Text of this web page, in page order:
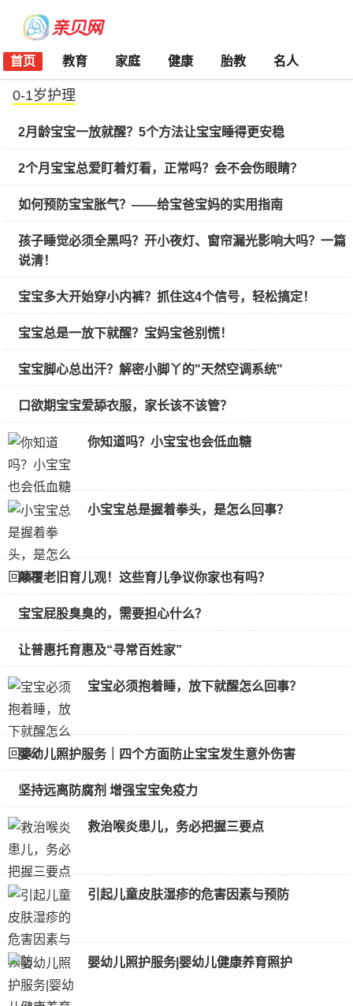
首页 教育 家庭 健康 胎教 名人
0-1岁护理
2月龄宝宝一放就醒？5个方法让宝宝睡得更安稳
2个月宝宝总爱盯着灯看，正常吗？会不会伤眼睛？
如何预防宝宝胀气？——给宝爸宝妈的实用指南
孩子睡觉必须全黑吗？开小夜灯、窗帘漏光影响大吗？一篇
说清！
宝宝多大开始穿小内裤？抓住这4个信号，轻松搞定！
宝宝总是一放下就醒？宝妈宝爸别慌！
宝宝脚心总出汗？解密小脚丫的"天然空调系统"
口欲期宝宝爱舔衣服，家长该不该管？
你知道吗？小宝宝也会低血糖
小宝宝总是握着拳头，是怎么回事？
颠覆老旧育儿观！这些育儿争议你家也有吗？
宝宝屁股臭臭的，需要担心什么？
让普惠托育惠及“寻常百姓家”
宝宝必须抱着睡，放下就醒怎么回事？
婴幼儿照护服务｜四个方面防止宝宝发生意外伤害
坚持远离防腐剂 增强宝宝免疫力
救治喉炎患儿，务必把握三要点
引起儿童皮肤湿疹的危害因素与预防
婴幼儿照护服务|婴幼儿健康养育照护